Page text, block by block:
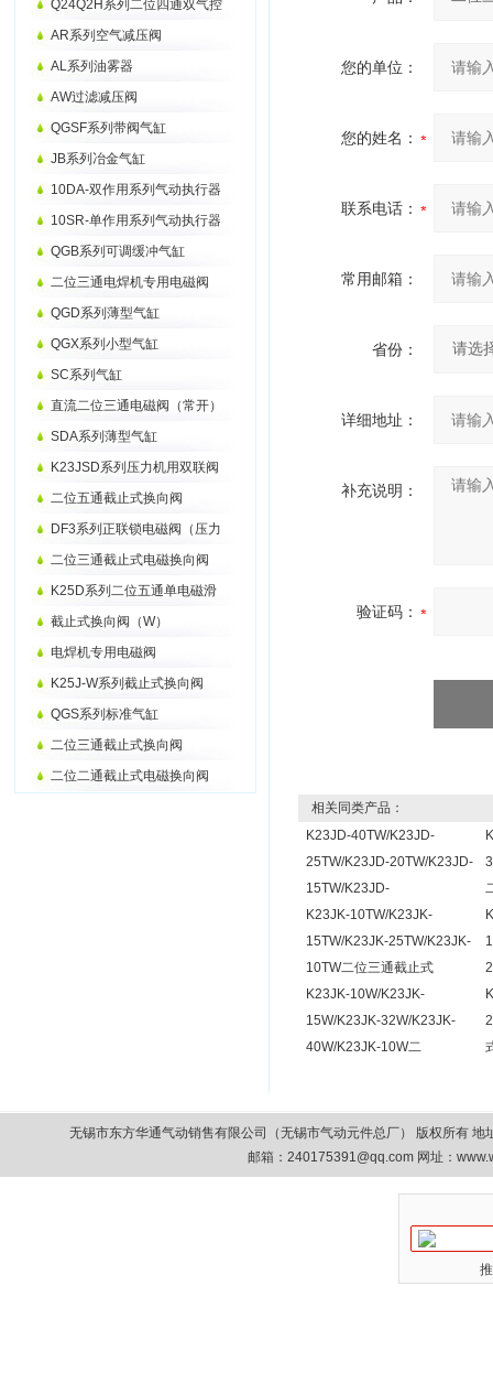
Q24Q2H系列二位四通双气控
AR系列空气减压阀
AL系列油雾器
AW过滤减压阀
QGSF系列带阀气缸
JB系列冶金气缸
10DA-双作用系列气动执行器
10SR-单作用系列气动执行器
QGB系列可调缓冲气缸
二位三通电焊机专用电磁阀
QGD系列薄型气缸
QGX系列小型气缸
SC系列气缸
直流二位三通电磁阀（常开）
SDA系列薄型气缸
K23JSD系列压力机用双联阀
二位五通截止式换向阀
DF3系列正联锁电磁阀（压力
二位三通截止式电磁换向阀
K25D系列二位五通单电磁滑
截止式换向阀（W）
电焊机专用电磁阀
K25J-W系列截止式换向阀
QGS系列标准气缸
二位三通截止式换向阀
二位二通截止式电磁换向阀
您的单位：
您的姓名：
联系电话：
常用邮箱：
省份：
详细地址：
补充说明：
验证码：
相关同类产品：
K23JD-40TW/K23JD-
25TW/K23JD-20TW/K23JD-
15TW/K23JD-
K23JK-10TW/K23JK-
15TW/K23JK-25TW/K23JK-
10TW二位三通截止式
K23JK-10W/K23JK-
15W/K23JK-32W/K23JK-
40W/K23JK-10W二
无锡市东方华通气动销售有限公司（无锡市气动元件总厂） 版权所有
邮箱：240175391@qq.com 网址：